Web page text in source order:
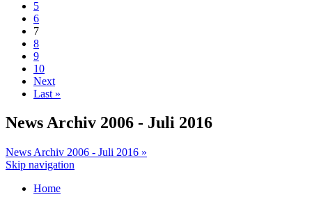
5
6
7
8
9
10
Next
Last »
News Archiv 2006 - Juli 2016
News Archiv 2006 - Juli 2016 »
Skip navigation
Home